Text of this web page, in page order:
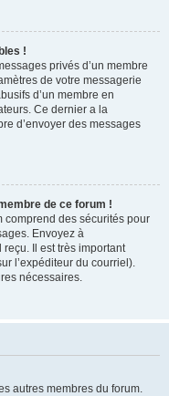
!
privés d’un membre
de votre messagerie
d’un membre en
Ce dernier a la
d’envoyer des messages
de ce forum !
comprend des sécurités pour
Envoyez à
reçu. Il est très important
l’expéditeur du courriel).
nécessaires.
autres membres du forum.